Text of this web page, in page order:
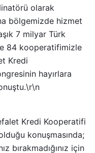
olarak
bölgemizde hizmet
7 milyar Türk
84 kooperatifimizle
Kredi
hayırlara
Kredi Kooperatifi
konuşmasında;
bırakmadığınız için